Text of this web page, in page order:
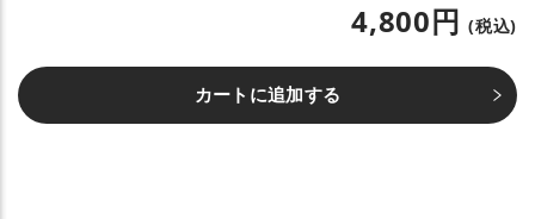
4,800円(税込)
カートに追加する